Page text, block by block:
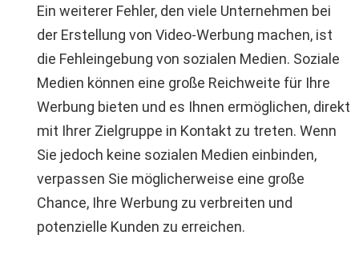
Ein weiterer Fehler, den viele Unternehmen bei
der Erstellung von Video-Werbung machen, ist
die Fehleingebung von sozialen Medien. Soziale
Medien können eine große Reichweite für Ihre
Werbung bieten und es Ihnen ermöglichen, direkt
mit Ihrer Zielgruppe in Kontakt zu treten. Wenn
Sie jedoch keine sozialen Medien einbinden,
verpassen Sie möglicherweise eine große
Chance, Ihre Werbung zu verbreiten und
potenzielle Kunden zu erreichen.